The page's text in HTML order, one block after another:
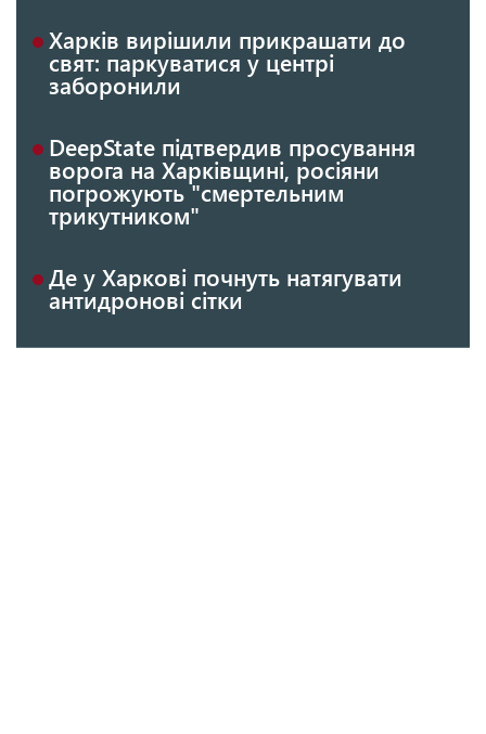
Харків вирішили прикрашати до
свят: паркуватися у центрі
заборонили
DeepState підтвердив просування
ворога на Харківщині, росіяни
погрожують "смертельним
трикутником"
Де у Харкові почнуть натягувати
антидронові сітки